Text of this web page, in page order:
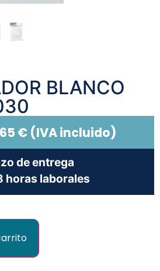
BLANCO
€(IVA incluido)
de entrega
horas laborales